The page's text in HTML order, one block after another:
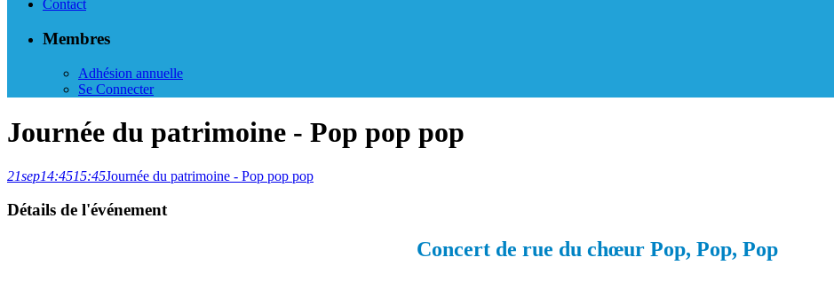
Contact
Membres
Adhésion annuelle
Se Connecter
Journée du patrimoine - Pop pop pop
21sep14:4515:45Journée du patrimoine - Pop pop pop
Détails de l'événement
Concert de rue du chœur Pop, Pop, Pop